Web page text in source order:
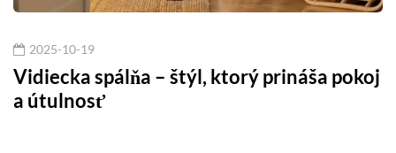
2025-10-19
Vidiecka spálňa – štýl, ktorý prináša pokoj
a útulnosť